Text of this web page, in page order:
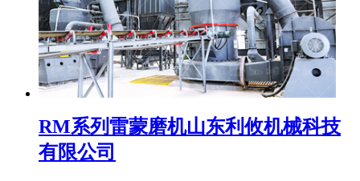
RM系列雷蒙磨机山东利攸机械科技
有限公司